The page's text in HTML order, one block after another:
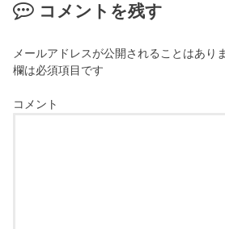
コメントを残す
メールアドレスが公開されることはあり
欄は必須項目です
コメント